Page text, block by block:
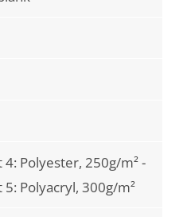
Polyester, 250g/m² -
Polyacryl, 300g/m²